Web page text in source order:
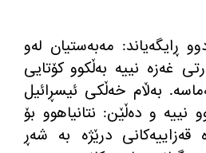
ڕایگه‌یاند: مه‌به‌ستیان له‌و
غه‌زه‌ نییه‌ به‌ڵكوو كۆتایی
به‌ڵام خه‌ڵكی ئیسڕائیل
نییه‌ و ده‌ڵێن: نتانیاهوو بۆ
قه‌زاییه‌كانی درێژه‌ به‌ شه‌ڕ